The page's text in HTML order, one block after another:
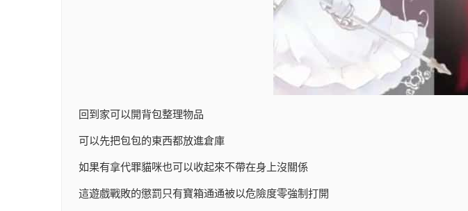
回到家可以開背包整理物品
可以先把包包的東西都放進倉庫
如果有拿代罪貓咪也可以收起來不帶在身上沒關係
這遊戲戰敗的懲罰只有寶箱通通被以危險度零強制打開